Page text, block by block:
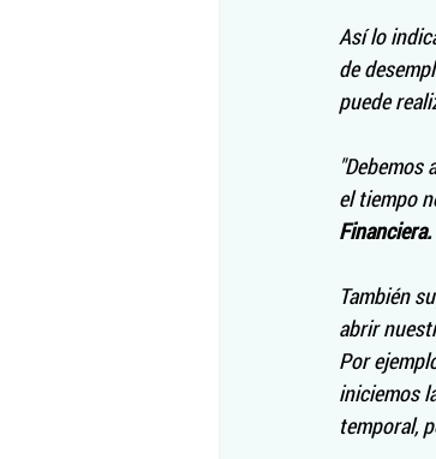
Así lo
de
puede
"Debemos
el tiempo
Financiera.
También
abrir
Por
iniciemos
temporal,